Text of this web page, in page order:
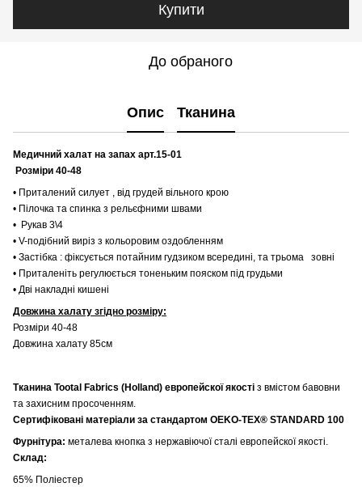
Купити
До обраного
Опис Тканина
Медичний халат на запах арт.15-01
Розміри 40-48
• Приталений силует , від грудей вільного крою
• Пілочка та спинка з рельєфними швами
• Рукав 3\4
• V-подібний виріз з кольоровим оздобленням
• Застібка : фіксується потайним гудзиком всередині, та трьома зовні
• Приталеніть регулюється тоненьким пояском під грудьми
• Дві накладні кишені
Довжина халату згідно розміру:
Розміри 40-48
Довжина халату 85см
Тканина Tootal Fabrics (Holland) европейскої якості з вмістом бавовни
та захисним просоченням.
Сертифіковані матеріали за стандартом OEKO-TEX® STANDARD 100
Фурнітура: металева кнопка з нержавіючої сталі европейскої якості.
Склад:
65% Поліестер